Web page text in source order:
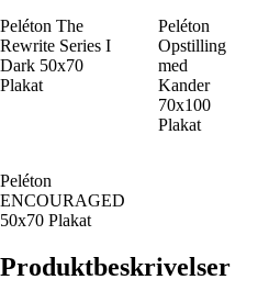
Peléton The
Rewrite Series I
Dark 50x70
Plakat
Peléton
Opstilling
med
Kander
70x100
Plakat
Peléton
ENCOURAGED
50x70 Plakat
Produktbeskrivelser